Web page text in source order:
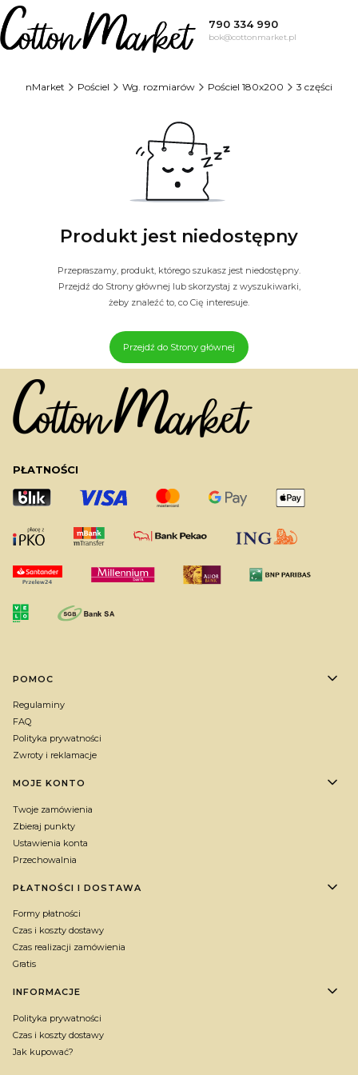
790 334 990
bok@cottonmarket.pl
CottonMarket Pościel Wg. rozmiarów Pościel 180x200 3 części
Produkt jest niedostępny
Przepraszamy, produkt, którego szukasz jest niedostępny.
Przejdź do Strony głównej lub skorzystaj z wyszukiwarki,
żeby znaleźć to, co Cię interesuje.
Przejdź do Strony głównej
PŁATNOŚCI
Linki w stopce
POMOC
Regulaminy
FAQ
Polityka prywatności
Zwroty i reklamacje
MOJE KONTO
Twoje zamówienia
Zbieraj punkty
Ustawienia konta
Przechowalnia
PŁATNOŚCI I DOSTAWA
Formy płatności
Czas i koszty dostawy
Czas realizacji zamówienia
Gratis
INFORMACJE
Polityka prywatności
Czas i koszty dostawy
Jak kupować?